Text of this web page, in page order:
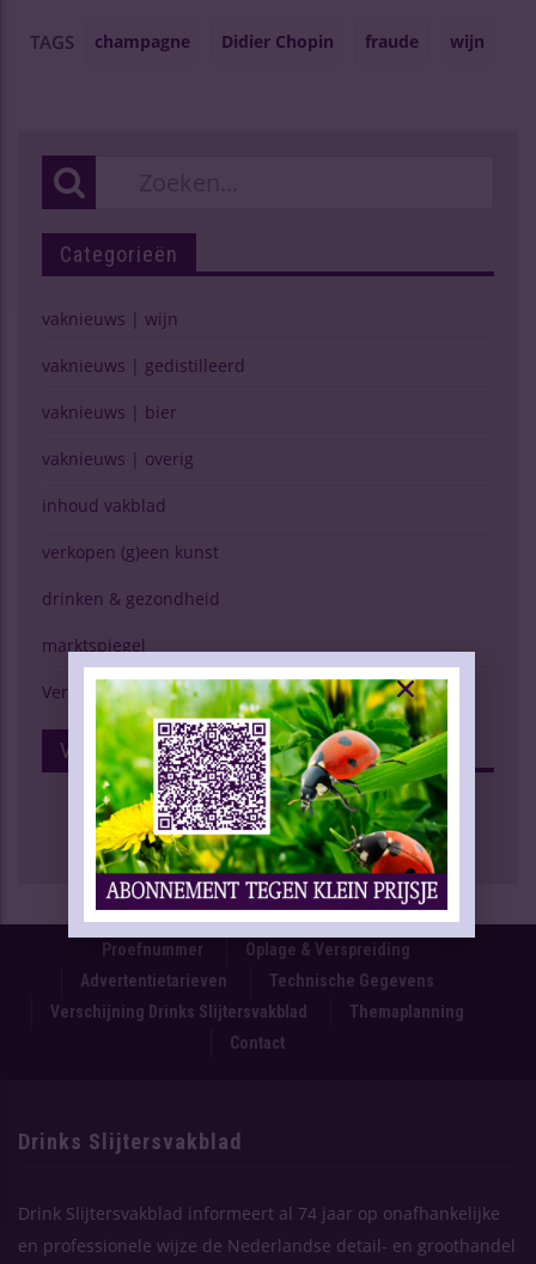
TAGS champagne Didier Chopin fraude wijn
Categorieën
vaknieuws | wijn
vaknieuws | gedistilleerd
vaknieuws | bier
vaknieuws | overig
inhoud vakblad
verkopen (g)een kunst
drinken & gezondheid
marktspiegel
Verschijning Drinks Slijtersvakblad
Volg Ons Op Facebook
Proefnummer
Oplage & Verspreiding
Advertentietarieven
Technische Gegevens
Verschijning Drinks Slijtersvakblad
Themaplanning
Contact
Drinks Slijtersvakblad
Drink Slijtersvakblad informeert al 74 jaar op onafhankelijke
en professionele wijze de Nederlandse detail- en groothandel